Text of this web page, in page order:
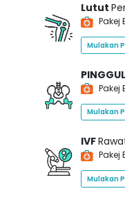
Lutut
Pakej
Mulakan
PINGGUL
Pakej
Mulakan
IVF
Pakej
Mulakan